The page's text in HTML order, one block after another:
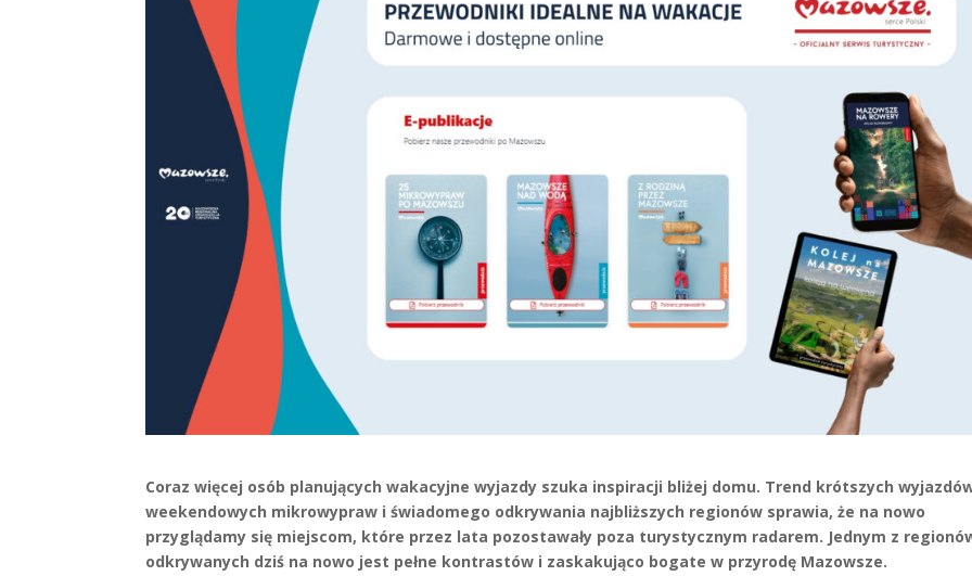
Coraz więcej osób planujących wakacyjne wyjazdy szuka inspiracji bliżej domu. Trend krótszych
weekendowych mikrowypraw i świadomego odkrywania najbliższych regionów sprawia, że na nowo
przyglądamy się miejscom, które przez lata pozostawały poza turystycznym radarem. Jednym z
odkrywanych dziś na nowo jest pełne kontrastów i zaskakująco bogate w przyrodę Mazowsze.